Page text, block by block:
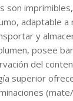
son
adaptable a
y
posee
del
superior